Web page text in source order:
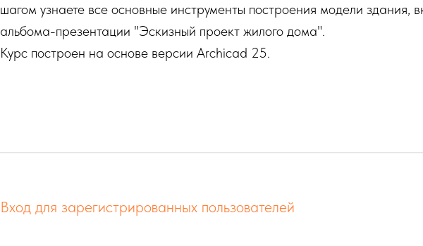
шагом узнаете все основные инструменты построения модели здания,
альбома-презентации "Эскизный проект жилого дома".
Курс построен на основе версии Archicad 25.
Вход для зарегистрированных пользователей